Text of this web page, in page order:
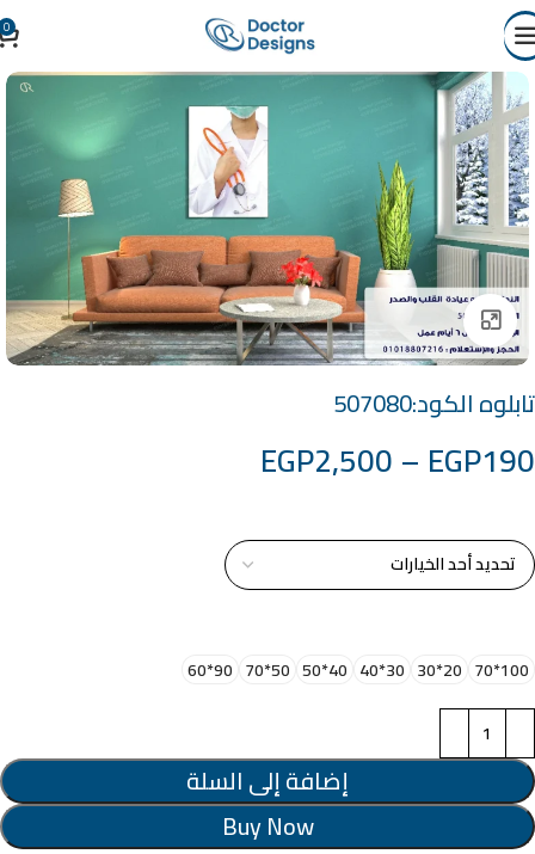
0
Click to enlarge
تابلوه الكود:507080
EGP190
–
EGP2,500
100*70
20*30
30*40
40*50
50*70
90*60
إضافة إلى السلة
Buy Now